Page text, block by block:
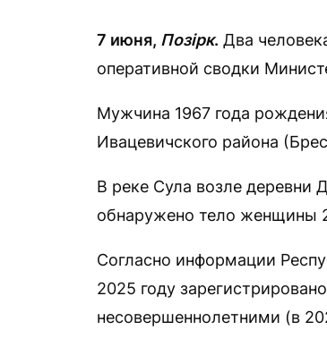
7 июня, Позірк. Два
оперативной сводки
Мужчина 1967 года
Ивацевичского района
В реке Сула возле деревни
обнаружено тело женщины
Согласно информации
2025 году
несовершеннолетними (в